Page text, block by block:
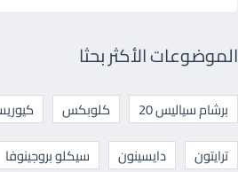
الموضوعات الأكثر بحثا
برشام سياليس 20 كلوبكس
ترايتون
دايسينون سيكلو بروجينوفا